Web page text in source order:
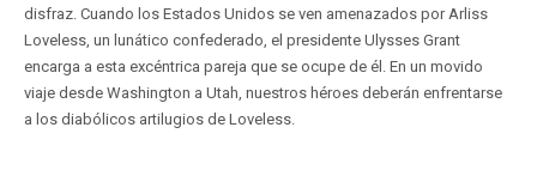
disfraz. Cuando los Estados Unidos se ven amenazados por Arliss
Loveless, un lunático confederado, el presidente Ulysses Grant
encarga a esta excéntrica pareja que se ocupe de él. En un movido
viaje desde Washington a Utah, nuestros héroes deberán enfrentarse
a los diabólicos artilugios de Loveless.